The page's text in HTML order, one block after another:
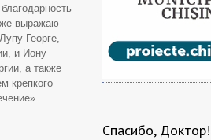
выражаю
Георге,
и Иону
а также
крепкого
Спасибо, Доктор!